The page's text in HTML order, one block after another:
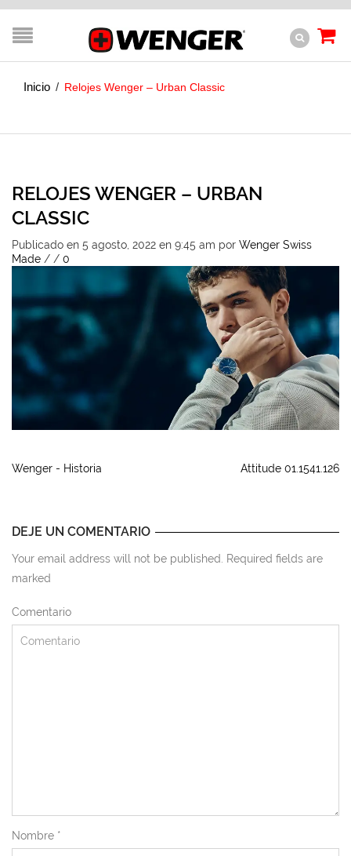
Inicio / Relojes Wenger – Urban Classic
RELOJES WENGER – URBAN
CLASSIC
Publicado en 5 agosto, 2022 en 9:45 am por Wenger Swiss
Made / / 0
Wenger - Historia Attitude 01.1541.126
DEJE UN COMENTARIO
Your email address will not be published. Required fields are
marked
Comentario
Nombre *